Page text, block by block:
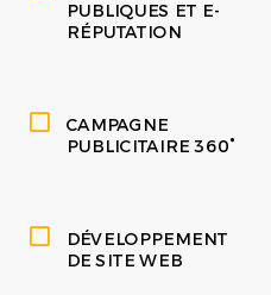
PUBLIQUES ET E-
RÉPUTATION
CAMPAGNE
PUBLICITAIRE 360°
DÉVELOPPEMENT
DE SITE WEB